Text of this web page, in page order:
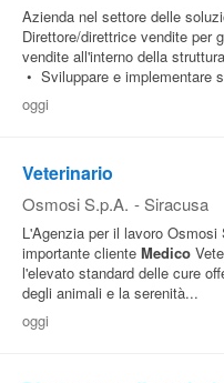
Blog
Offerte
Area
Aziende
Azienda nel settore delle
Direttore/direttrice vendite per
vendite all'interno della
• Sviluppare e implementare
oggi
Veterinario
Osmosi S.p.A. - Siracusa
L'Agenzia per il lavoro
importante cliente Medico
l'elevato standard delle cure
degli animali e la serenità...
oggi